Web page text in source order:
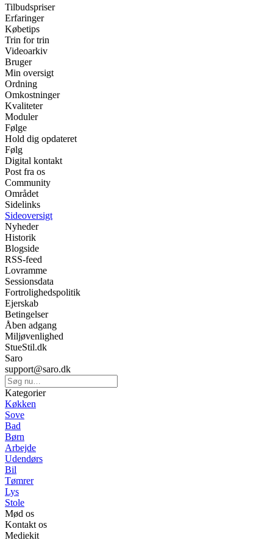
Tilbudspriser
Erfaringer
Købetips
Trin for trin
Videoarkiv
Bruger
Min oversigt
Ordning
Omkostninger
Kvaliteter
Moduler
Følge
Hold dig opdateret
Følg
Digital kontakt
Post fra os
Community
Området
Sidelinks
Sideoversigt
Nyheder
Historik
Blogside
RSS-feed
Lovramme
Sessionsdata
Fortrolighedspolitik
Ejerskab
Betingelser
Åben adgang
Miljøvenlighed
StueStil.dk
Saro
support@saro.dk
Kategorier
Køkken
Sove
Bad
Børn
Arbejde
Udendørs
Bil
Tømrer
Lys
Stole
Mød os
Kontakt os
Mediekit